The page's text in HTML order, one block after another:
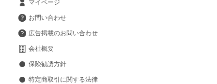
マイページ
お問い合わせ
広告掲載のお問い合わせ
会社概要
保険勧誘方針
特定商取引に関する法律